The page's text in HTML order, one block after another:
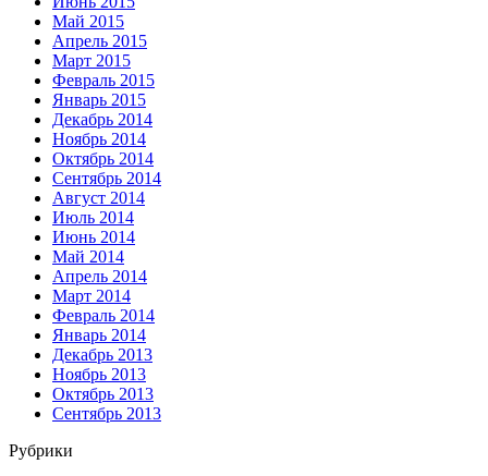
Май 2015
Апрель 2015
Март 2015
Февраль 2015
Январь 2015
Декабрь 2014
Ноябрь 2014
Октябрь 2014
Сентябрь 2014
Август 2014
Июль 2014
Июнь 2014
Май 2014
Апрель 2014
Март 2014
Февраль 2014
Январь 2014
Декабрь 2013
Ноябрь 2013
Октябрь 2013
Сентябрь 2013
Рубрики